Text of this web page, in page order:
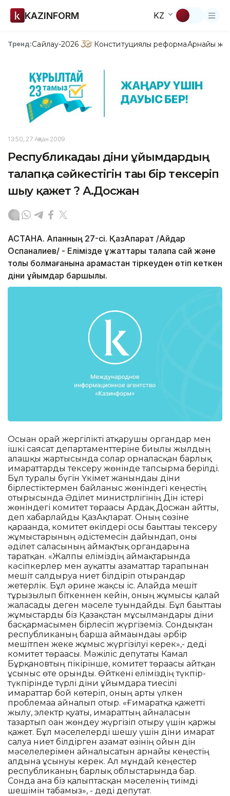
KAZINFORM KZ
Тренд:Сайлау-2026 Конституциялық реформаАрнайы
13:50, 27 Ақпан 2009
Республикадағы діни ұйымдардың
талапқа сәйкестігін тағы бір тексеріп
шығу қажет ? А.Досжан
АСТАНА. Ақпанның 27-сі. ҚазАқпарат /Айдар
Оспаналиев/ - Елімізде құжаттары талапқа сай және
толық болмағанына қарамастан тіркеуден өтіп кеткен
діни ұйымдар баршылық.
Осыған орай жергілікті атқарушы органдар мен
ішкі саясат департаменттеріне биылғы жылдың
алғашқы жартысында солар орналасқан барлық
ғимараттарды тексеру жөнінде тапсырма берілді.
Бұл туралы бүгін Үкімет жанындағы діни
бірлестіктермен байланыс жөніндегі кеңестің
отырысында Әділет министрлігінің Дін істері
жөніндегі комитет төрағасы Ардақ Досжан айтты,
деп хабарлайды ҚазАқпарат. Оның сөзіне
қарағанда, комитет өкілдері осы бағыттағы тексеру
жұмыстарының әдістемесін дайындап, оны
әділет саласының аймақтық органдарына
таратқан. «Жалпы еліміздің аймақтарында
кәсіпкерлер мен ауқатты азаматтар тарапынан
мешіт салдыруға ниет білдіріп отырғандар
жетерлік. Бұл әрине жақсы іс. Алайда мешіт
тұрғызылып біткеннен кейін, оның жұмысы қалай
жалғасады деген мәселе туындайды. Бұл бағыттағы
жұмыстарды біз Қазақстан мұсылмандары діни
басқармасымен бірлесіп жүргіземіз. Сондықтан
республиканың барша аймағындағы әрбір
мешітпен жеке жұмыс жүргізілуі керек»,- деді
комитет төрағасы. Мәжіліс депутаты Камал
Бұрқановтың пікірінше, комитет төрағасы айтқан
ұсыныс өте орынды. Өйткені еліміздің түкпір-
түкпірінде түрлі діни ұйымдарға тиесілі
ғимараттар бой көтеріп, оның арты үлкен
проблемаға айналып отыр. «Ғимаратқа қажетті
жылу, электр қуаты, ғимараттың айналасын
тазартып оған жөндеу жүргізіп отыру үшін қаржы
қажет. Бұл мәселелерді шешу үшін діни ғимарат
салуға ниет білдірген азамат өзінің ойын дін
мәселелерімен айналысатын арнайы кеңестің
алдына ұсынуы керек. Ал мұндай кеңестер
республиканың барлық облыстарында бар.
Сонда ғана біз қалыптасқан мәселенің тиімді
шешімін табамыз», - деді депутат.